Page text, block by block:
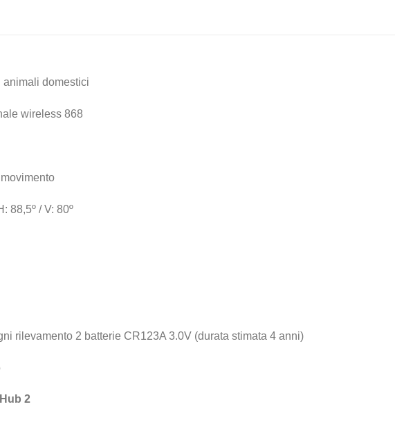
animali domestici
wireless 868
88,5º / V: 80º
rilevamento 2 batterie CR123A 3.0V (durata stimata 4 anni)
2